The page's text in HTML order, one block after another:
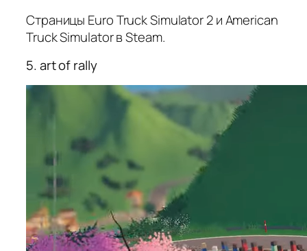
Страницы Euro Truck Simulator 2 и American
Truck Simulator в Steam.
5. art of rally